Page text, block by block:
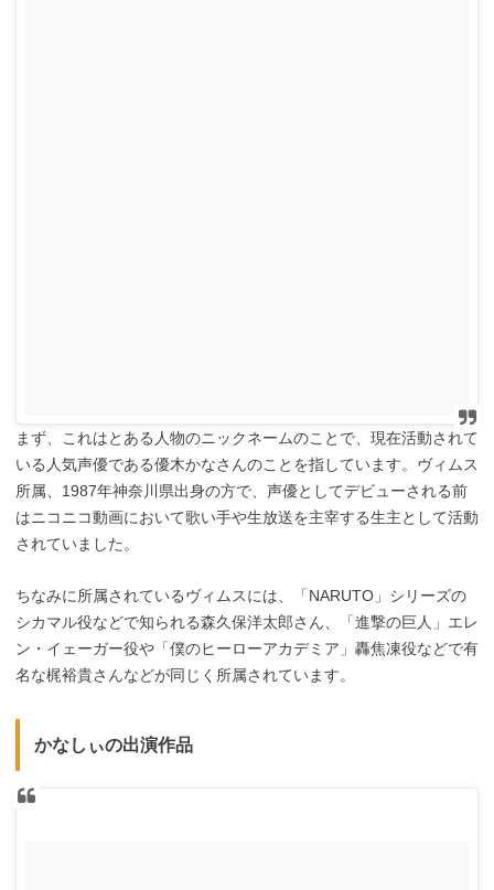
まず、これはとある人物のニックネームのことで、現在活動されて
いる人気声優である優木かなさんのことを指しています。ヴィムス
所属、1987年神奈川県出身の方で、声優としてデビューされる前
はニコニコ動画において歌い手や生放送を主宰する生主として活動
されていました。
ちなみに所属されているヴィムスには、「NARUTO」シリーズの
シカマル役などで知られる森久保洋太郎さん、「進撃の巨人」エレ
ン・イェーガー役や「僕のヒーローアカデミア」轟焦凍役などで有
名な梶裕貴さんなどが同じく所属されています。
かなしぃの出演作品